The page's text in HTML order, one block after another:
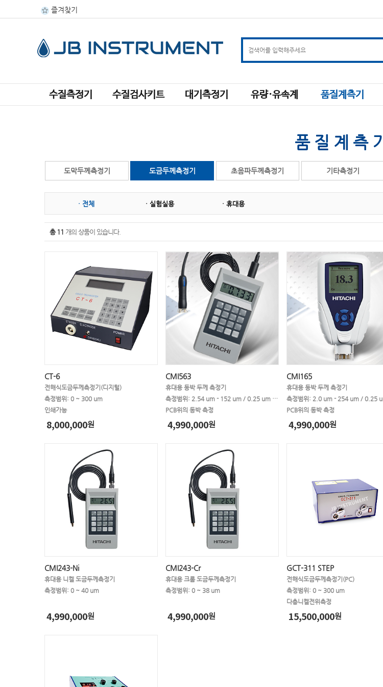
즐겨찾기
수질측정기 수질검사키트 대기측정기 유량·유속계 품질계측기
품질계측기
도막두께측정기 도금두께측정기 초음파두께측정기 기타측정기
· 전체 · 실험실용 · 휴대용
총 11 개의 상품이 있습니다.
CT-6
전해식도금두께측정기(디지털)
측정범위: 0 ~ 300 um
인쇄가능
8,000,000원
CMI563
휴대용 동박 두께 측정기
측정범위: 2.54 um - 152 um / 0.25 um - 12.7 um
PCB위의 동박 측정
4,990,000원
CMI165
휴대용 동박 두께 측정기
PCB위의 동박 측정
4,990,000원
CMI243-Ni
휴대용 니켈 도금두께측정기
측정범위: 0 ~ 40 um
4,990,000원
CMI243-Cr
휴대용 크롬 도금두께측정기
측정범위: 0 ~ 38 um
4,990,000원
GCT-311 STEP
전해식도금두께측정기(PC)
측정범위: 0 ~ 300 um
다층니켈전위측정
15,500,000원